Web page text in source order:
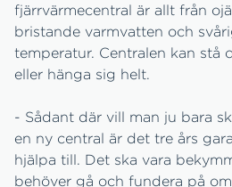
fjärrvärmecentral är allt från
bristande varmvatten och
temperatur. Centralen kan stå
eller hänga sig helt.
- Sådant där vill man ju bara
en ny central är det tre års
hjälpa till. Det ska vara
behöver gå och fundera på